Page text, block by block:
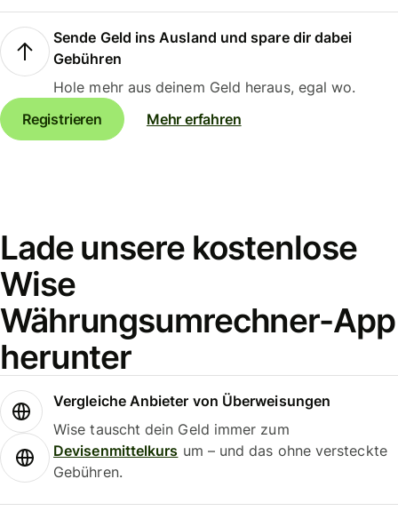
Sende Geld ins Ausland und spare dir dabei
Gebühren
Hole mehr aus deinem Geld heraus, egal wo.
Registrieren
Mehr erfahren
Lade unsere kostenlose
Wise
Währungsumrechner-App
herunter
Vergleiche Anbieter von Überweisungen
Wise tauscht dein Geld immer zum
Devisenmittelkurs um – und das ohne versteckte
Gebühren.